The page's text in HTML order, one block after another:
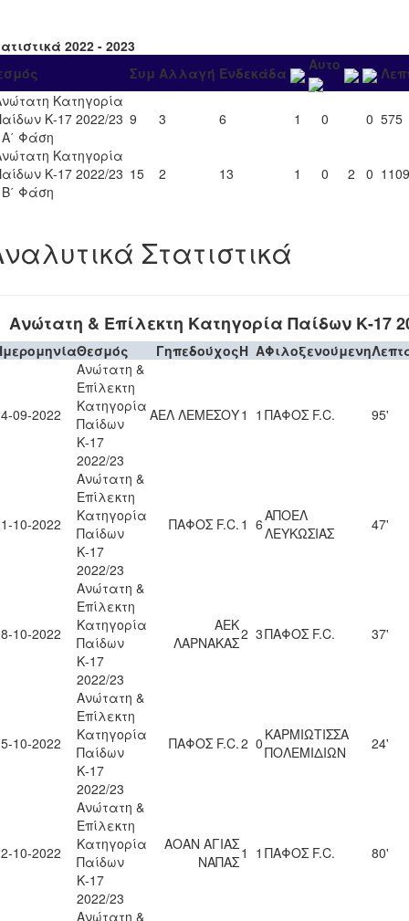
2022 - 2023
Συμ Αλλαγή Ενδεκάδα Αυτο
Κατηγορία
Κ-17 2022/23
Φάση
9 3 6 1 0 0 575
Κατηγορία
Κ-17 2022/23
Φάση
15 2 13 1 0 2 0 1109
Στατιστικά
Ανώτατη & Επίλεκτη Κατηγορία Παίδων Κ-17
Θεσμός ΓηπεδούχοςH AΦιλοξενούμενη
09-2022
Ανώτατη &
Επίλεκτη
Κατηγορία
Παίδων
Κ-17
2022/23
ΑΕΛ ΛΕΜΕΣΟΥ1 1 ΠΑΦΟΣ F.C. 95'
10-2022
Ανώτατη &
Επίλεκτη
Κατηγορία
Παίδων
Κ-17
2022/23
ΠΑΦΟΣ F.C. 1 6ΑΠΟΕΛ
ΛΕΥΚΩΣΙΑΣ
47'
10-2022
Ανώτατη &
Επίλεκτη
Κατηγορία
Παίδων
Κ-17
2022/23
ΑΕΚ
ΛΑΡΝΑΚΑΣ2 3ΠΑΦΟΣ F.C. 37'
10-2022
Ανώτατη &
Επίλεκτη
Κατηγορία
Παίδων
Κ-17
2022/23
ΠΑΦΟΣ F.C.2 0 ΚΑΡΜΙΩΤΙΣΣΑ
ΠΟΛΕΜΙΔΙΩΝ
24'
10-2022
Ανώτατη &
Επίλεκτη
Κατηγορία
Παίδων
Κ-17
2022/23
ΑΟΑΝ ΑΓΙΑΣ
ΝΑΠΑΣ1 1 ΠΑΦΟΣ F.C. 80'
Ανώτατη &